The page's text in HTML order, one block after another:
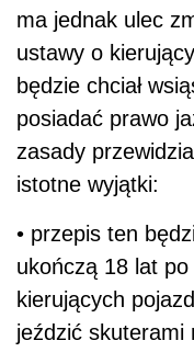
ma jednak ulec
ustawy o
będzie chciał
posiadać prawo
zasady
istotne wyjątki:
• przepis ten
ukończą 18 lat
kierujących
jeździć skuterami